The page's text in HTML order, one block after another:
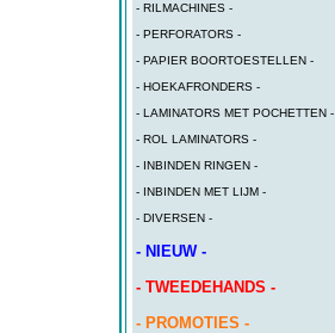
- RILMACHINES -
- PERFORATORS -
- PAPIER BOORTOESTELLEN -
- HOEKAFRONDERS -
- LAMINATORS MET POCHETTEN -
- ROL LAMINATORS -
- INBINDEN RINGEN -
- INBINDEN MET LIJM -
- DIVERSEN -
- NIEUW -
- TWEEDEHANDS -
- PROMOTIES -